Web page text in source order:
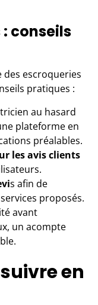
conseils
des escroqueries
pratiques :
au hasard
plateforme en
préalables.
les avis clients
s afin de
proposés.
avant
un acompte
en